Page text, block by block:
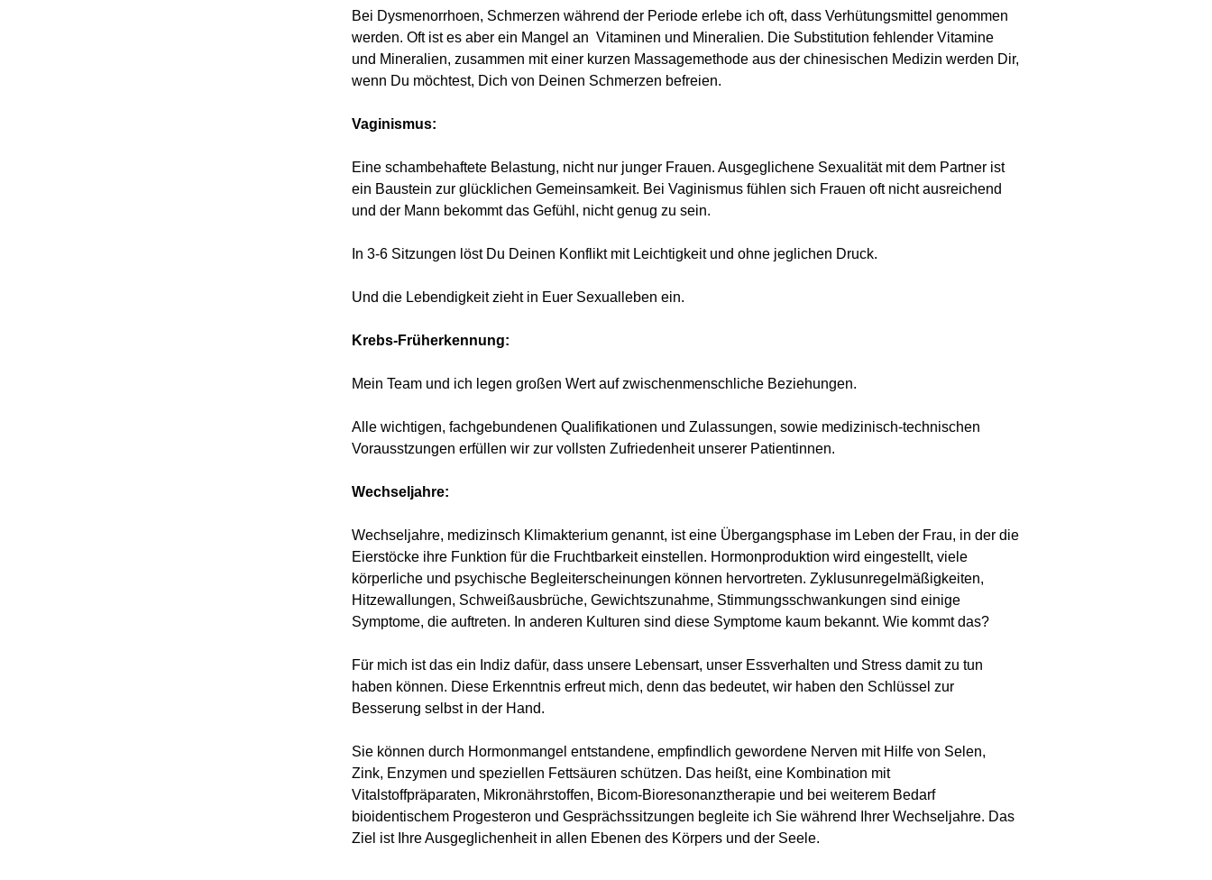
Bei Dysmenorrhoen, Schmerzen während der Periode erlebe ich oft, dass Verhütungsmittel genommen
werden. Oft ist es aber ein Mangel an Vitaminen und Mineralien. Die Substitution fehlender Vitamine
und Mineralien, zusammen mit einer kurzen Massagemethode aus der chinesischen Medizin werden Dir,
wenn Du möchtest, Dich von Deinen Schmerzen befreien.
Vaginismus:
Eine schambehaftete Belastung, nicht nur junger Frauen. Ausgeglichene Sexualität mit dem Partner ist
ein Baustein zur glücklichen Gemeinsamkeit. Bei Vaginismus fühlen sich Frauen oft nicht ausreichend
und der Mann bekommt das Gefühl, nicht genug zu sein.
In 3-6 Sitzungen löst Du Deinen Konflikt mit Leichtigkeit und ohne jeglichen Druck.
Und die Lebendigkeit zieht in Euer Sexualleben ein.
Krebs-Früherkennung:
Mein Team und ich legen großen Wert auf zwischenmenschliche Beziehungen.
Alle wichtigen, fachgebundenen Qualifikationen und Zulassungen, sowie medizinisch-technischen
Vorausstzungen erfüllen wir zur vollsten Zufriedenheit unserer Patientinnen.
Wechseljahre:
Wechseljahre, medizinsch Klimakterium genannt, ist eine Übergangsphase im Leben der Frau, in der die
Eierstöcke ihre Funktion für die Fruchtbarkeit einstellen. Hormonproduktion wird eingestellt, viele
körperliche und psychische Begleiterscheinungen können hervortreten. Zyklusunregelmäßigkeiten,
Hitzewallungen, Schweißausbrüche, Gewichtszunahme, Stimmungsschwankungen sind einige
Symptome, die auftreten. In anderen Kulturen sind diese Symptome kaum bekannt. Wie kommt das?
Für mich ist das ein Indiz dafür, dass unsere Lebensart, unser Essverhalten und Stress damit zu tun
haben können. Diese Erkenntnis erfreut mich, denn das bedeutet, wir haben den Schlüssel zur
Besserung selbst in der Hand.
Sie können durch Hormonmangel entstandene, empfindlich gewordene Nerven mit Hilfe von Selen,
Zink, Enzymen und speziellen Fettsäuren schützen. Das heißt, eine Kombination mit
Vitalstoffpräparaten, Mikronährstoffen, Bicom-Bioresonanztherapie und bei weiterem Bedarf
bioidentischem Progesteron und Gesprächssitzungen begleite ich Sie während Ihrer Wechseljahre. Das
Ziel ist Ihre Ausgeglichenheit in allen Ebenen des Körpers und der Seele.